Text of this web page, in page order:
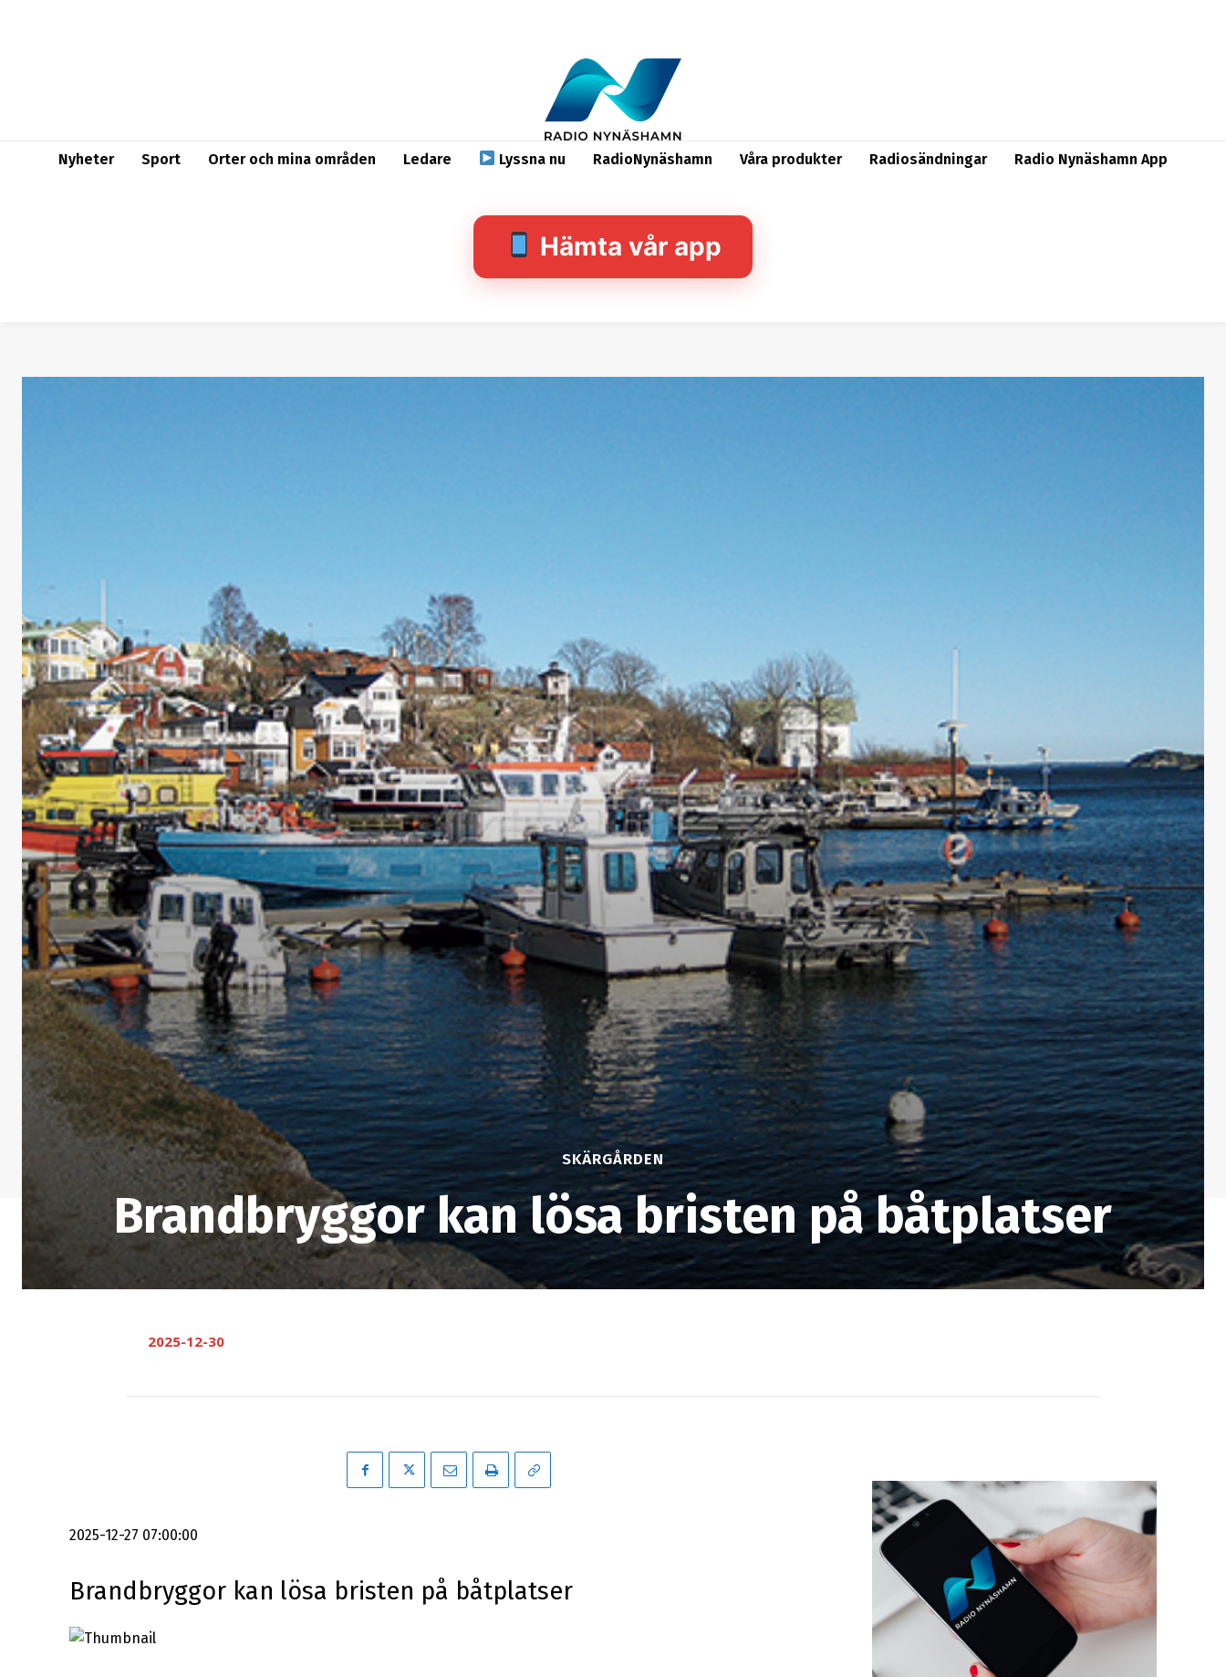
Nyheter Sport Orter och mina områden Ledare Lyssna nu RadioNynäshamn Våra produkter Radiosändningar Radio Nynäshamn App
Hämta vår app
SKÄRGÅRDEN
Brandbryggor kan lösa bristen på båtplatser
2025-12-30
2025-12-27 07:00:00
Brandbryggor kan lösa bristen på båtplatser